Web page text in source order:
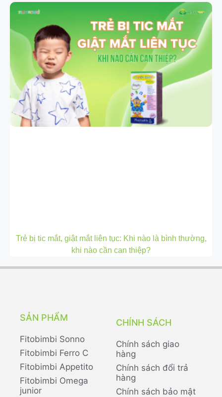
Trẻ bị tic mắt, giật mắt liên tục: Khi nào là bình thường,
khi nào cần can thiệp?
SẢN PHẨM
Fitobimbi Sonno
Fitobimbi Ferro C
Fitobimbi Appetito
Fitobimbi Omega
junior
CHÍNH SÁCH
Chính sách giao
hàng
Chính sách đổi trả
hàng
Chính sách bảo mật